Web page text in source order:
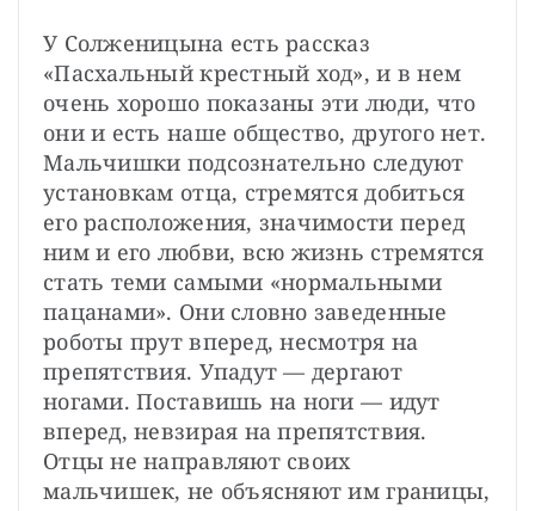
У Солженицына есть рассказ
«Пасхальный крестный ход», и в нем
очень хорошо показаны эти люди, что
они и есть наше общество, другого нет.
Мальчишки подсознательно следуют
установкам отца, стремятся добиться
его расположения, значимости перед
ним и его любви, всю жизнь стремятся
стать теми самыми «нормальными
пацанами». Они словно заведенные
роботы прут вперед, несмотря на
препятствия. Упадут — дергают
ногами. Поставишь на ноги — идут
вперед, невзирая на препятствия.
Отцы не направляют своих
мальчишек, не объясняют им границы,